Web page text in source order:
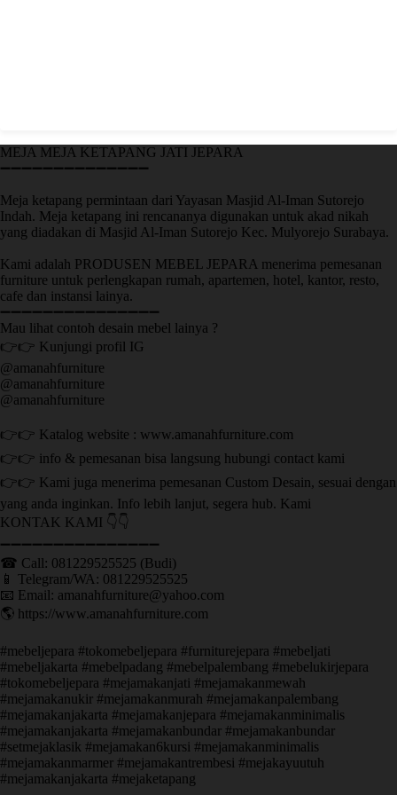
MEJA MEJA KETAPANG JATI JEPARA
➖➖➖➖➖➖➖➖➖➖➖➖➖➖
Meja ketapang permintaan dari Yayasan Masjid Al-Iman Sutorejo
Indah. Meja ketapang ini rencananya digunakan untuk akad nikah
yang diadakan di Masjid Al-Iman Sutorejo Kec. Mulyorejo Surabaya.
Kami adalah PRODUSEN MEBEL JEPARA menerima pemesanan
furniture untuk perlengkapan rumah, apartemen, hotel, kantor, resto,
cafe dan instansi lainya.
➖➖➖➖➖➖➖➖➖➖➖➖➖➖➖
Mau lihat contoh desain mebel lainya ?
👉👉 Kunjungi profil IG
@amanahfurniture
@amanahfurniture
@amanahfurniture
👉👉 Katalog website : www.amanahfurniture.com
👉👉 info & pemesanan bisa langsung hubungi contact kami
👉👉 Kami juga menerima pemesanan Custom Desain, sesuai dengan
yang anda inginkan. Info lebih lanjut, segera hub. Kami
KONTAK KAMI 👇👇
➖➖➖➖➖➖➖➖➖➖➖➖➖➖➖ ㅤ
☎ Call: 081229525525 (Budi)
📱 Telegram/WA: 081229525525
📧 Email: amanahfurniture@yahoo.com
🌎 https://www.amanahfurniture.com
#mebeljepara #tokomebeljepara #furniturejepara #mebeljati
#mebeljakarta #mebelpadang #mebelpalembang #mebelukirjepara
#tokomebeljepara #mejamakanjati #mejamakanmewah
#mejamakanukir #mejamakanmurah #mejamakanpalembang
#mejamakanjakarta #mejamakanjepara #mejamakanminimalis
#mejamakanjakarta #mejamakanbundar #mejamakanbundar
#setmejaklasik #mejamakan6kursi #mejamakanminimalis
#mejamakanmarmer #mejamakantrembesi #mejakayuutuh
#mejamakanjakarta #mejaketapang